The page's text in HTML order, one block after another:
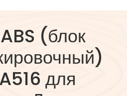
(блок
для